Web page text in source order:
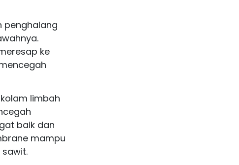
penghalang
ke
limbah
baik dan
mampu